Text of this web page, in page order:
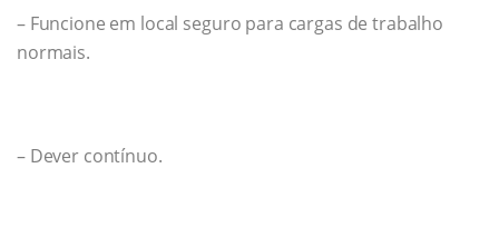
– Funcione em local seguro para cargas de trabalho
normais.
– Dever contínuo.